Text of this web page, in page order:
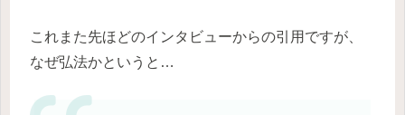
これまた先ほどのインタビューからの引用ですが、
なぜ弘法かというと…